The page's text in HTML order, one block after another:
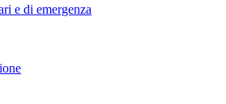
e di emergenza